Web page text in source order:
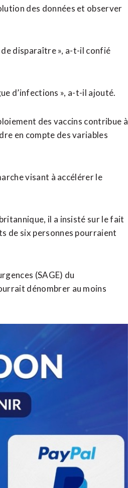
des données et observer
de disparaître », a-t-il confié
d’infections », a-t-il ajouté.
des vaccins contribue à
en compte des variables
visant à accélérer le
il a insisté sur le fait
de six personnes pourraient
(SAGE) du
dénombrer au moins